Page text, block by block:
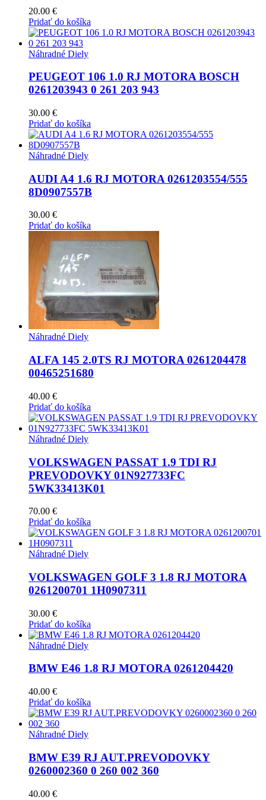
20.00 €
Pridať do košíka
Náhradné Diely
PEUGEOT 106 1.0 RJ MOTORA BOSCH
0261203943 0 261 203 943
30.00 €
Pridať do košíka
Náhradné Diely
AUDI A4 1.6 RJ MOTORA 0261203554/555
8D0907557B
30.00 €
Pridať do košíka
Náhradné Diely
ALFA 145 2.0TS RJ MOTORA 0261204478
00465251680
40.00 €
Pridať do košíka
Náhradné Diely
VOLKSWAGEN PASSAT 1.9 TDI RJ
PREVODOVKY 01N927733FC
5WK33413K01
70.00 €
Pridať do košíka
Náhradné Diely
VOLKSWAGEN GOLF 3 1.8 RJ MOTORA
0261200701 1H0907311
30.00 €
Pridať do košíka
Náhradné Diely
BMW E46 1.8 RJ MOTORA 0261204420
40.00 €
Pridať do košíka
Náhradné Diely
BMW E39 RJ AUT.PREVODOVKY
0260002360 0 260 002 360
40.00 €